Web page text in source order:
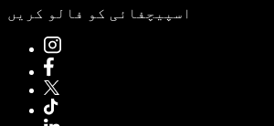
اسپیچفائی کو فالو کریں